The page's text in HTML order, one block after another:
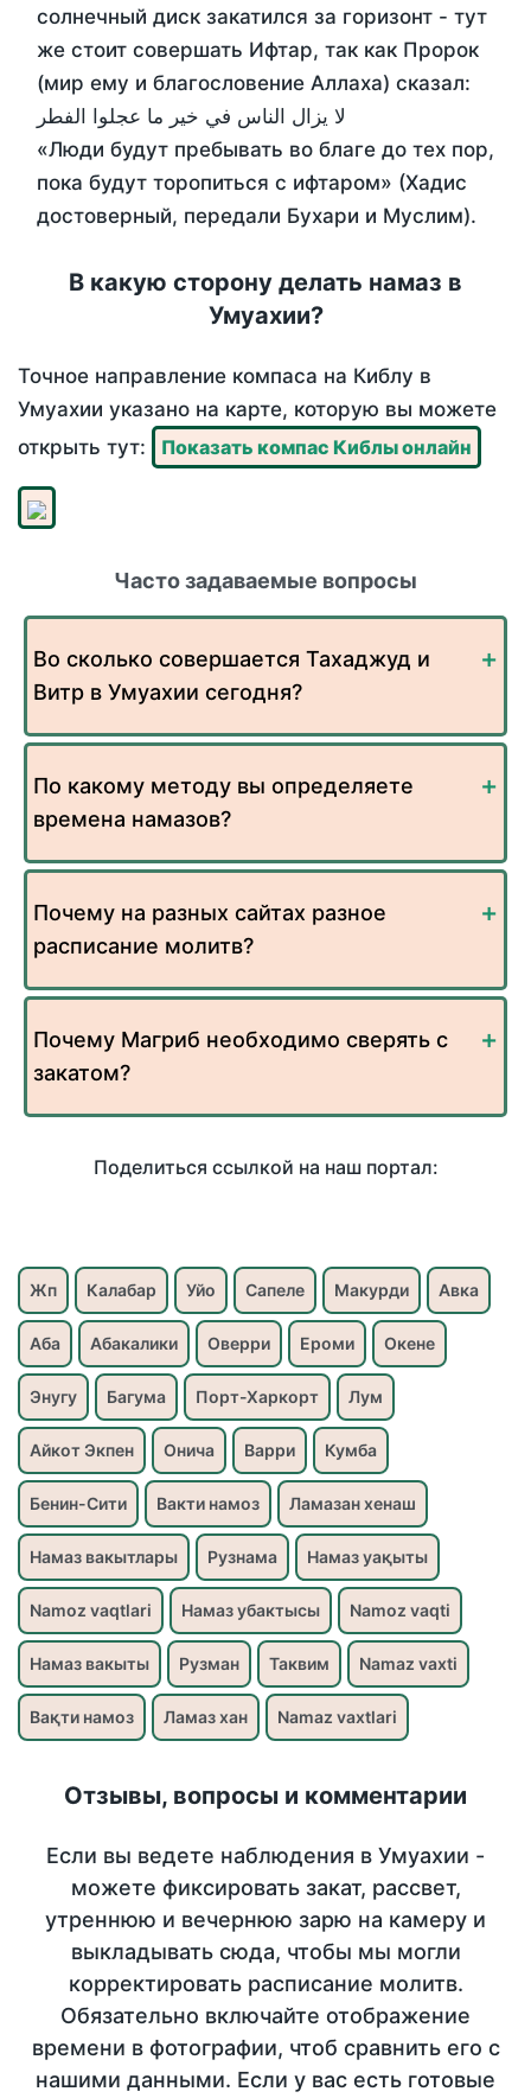
солнечный диск закатился за горизонт - тут
же стоит совершать Ифтар, так как Пророк
(мир ему и благословение Аллаха) сказал:
لا يزال الناس في خير ما عجلوا الفطر
«Люди будут пребывать во благе до тех пор,
пока будут торопиться с ифтаром» (Хадис
достоверный, передали Бухари и Муслим).
В какую сторону делать намаз в
Умуахии?
Точное направление компаса на Киблу в
Умуахии указано на карте, которую вы можете
открыть тут:
Показать компас Киблы онлайн
Часто задаваемые вопросы
Во сколько совершается Тахаджуд и
Витр в Умуахии сегодня?
По какому методу вы определяете
времена намазов?
Почему на разных сайтах разное
расписание молитв?
Почему Магриб необходимо сверять с
закатом?
Поделиться ссылкой на наш портал:
Жп Калабар Уйо Сапеле Макурди Авка
Аба Абакалики Оверри Ероми Окене
Энугу Багума Порт-Харкорт Лум
Айкот Экпен Онича Варри Кумба
Бенин-Сити Вакти намоз Ламазан хенаш
Намаз вакытлары Рузнама Намаз уақыты
Namoz vaqtlari Намаз убактысы Namoz vaqti
Намаз вакыты Рузман Таквим Namaz vaxti
Вақти намоз Ламаз хан Namaz vaxtlari
Отзывы, вопросы и комментарии
Если вы ведете наблюдения в Умуахии -
можете фиксировать закат, рассвет,
утреннюю и вечернюю зарю на камеру и
выкладывать сюда, чтобы мы могли
корректировать расписание молитв.
Обязательно включайте отображение
времени в фотографии, чтоб сравнить его с
нашими данными. Если у вас есть готовые